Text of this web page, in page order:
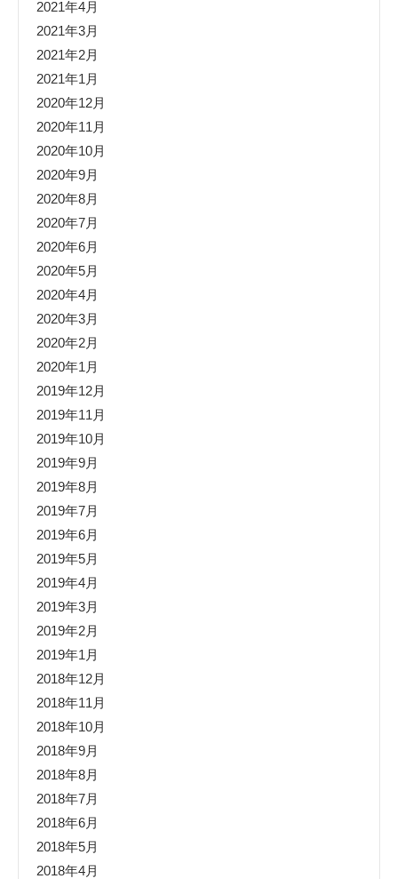
2021年4月
2021年3月
2021年2月
2021年1月
2020年12月
2020年11月
2020年10月
2020年9月
2020年8月
2020年7月
2020年6月
2020年5月
2020年4月
2020年3月
2020年2月
2020年1月
2019年12月
2019年11月
2019年10月
2019年9月
2019年8月
2019年7月
2019年6月
2019年5月
2019年4月
2019年3月
2019年2月
2019年1月
2018年12月
2018年11月
2018年10月
2018年9月
2018年8月
2018年7月
2018年6月
2018年5月
2018年4月